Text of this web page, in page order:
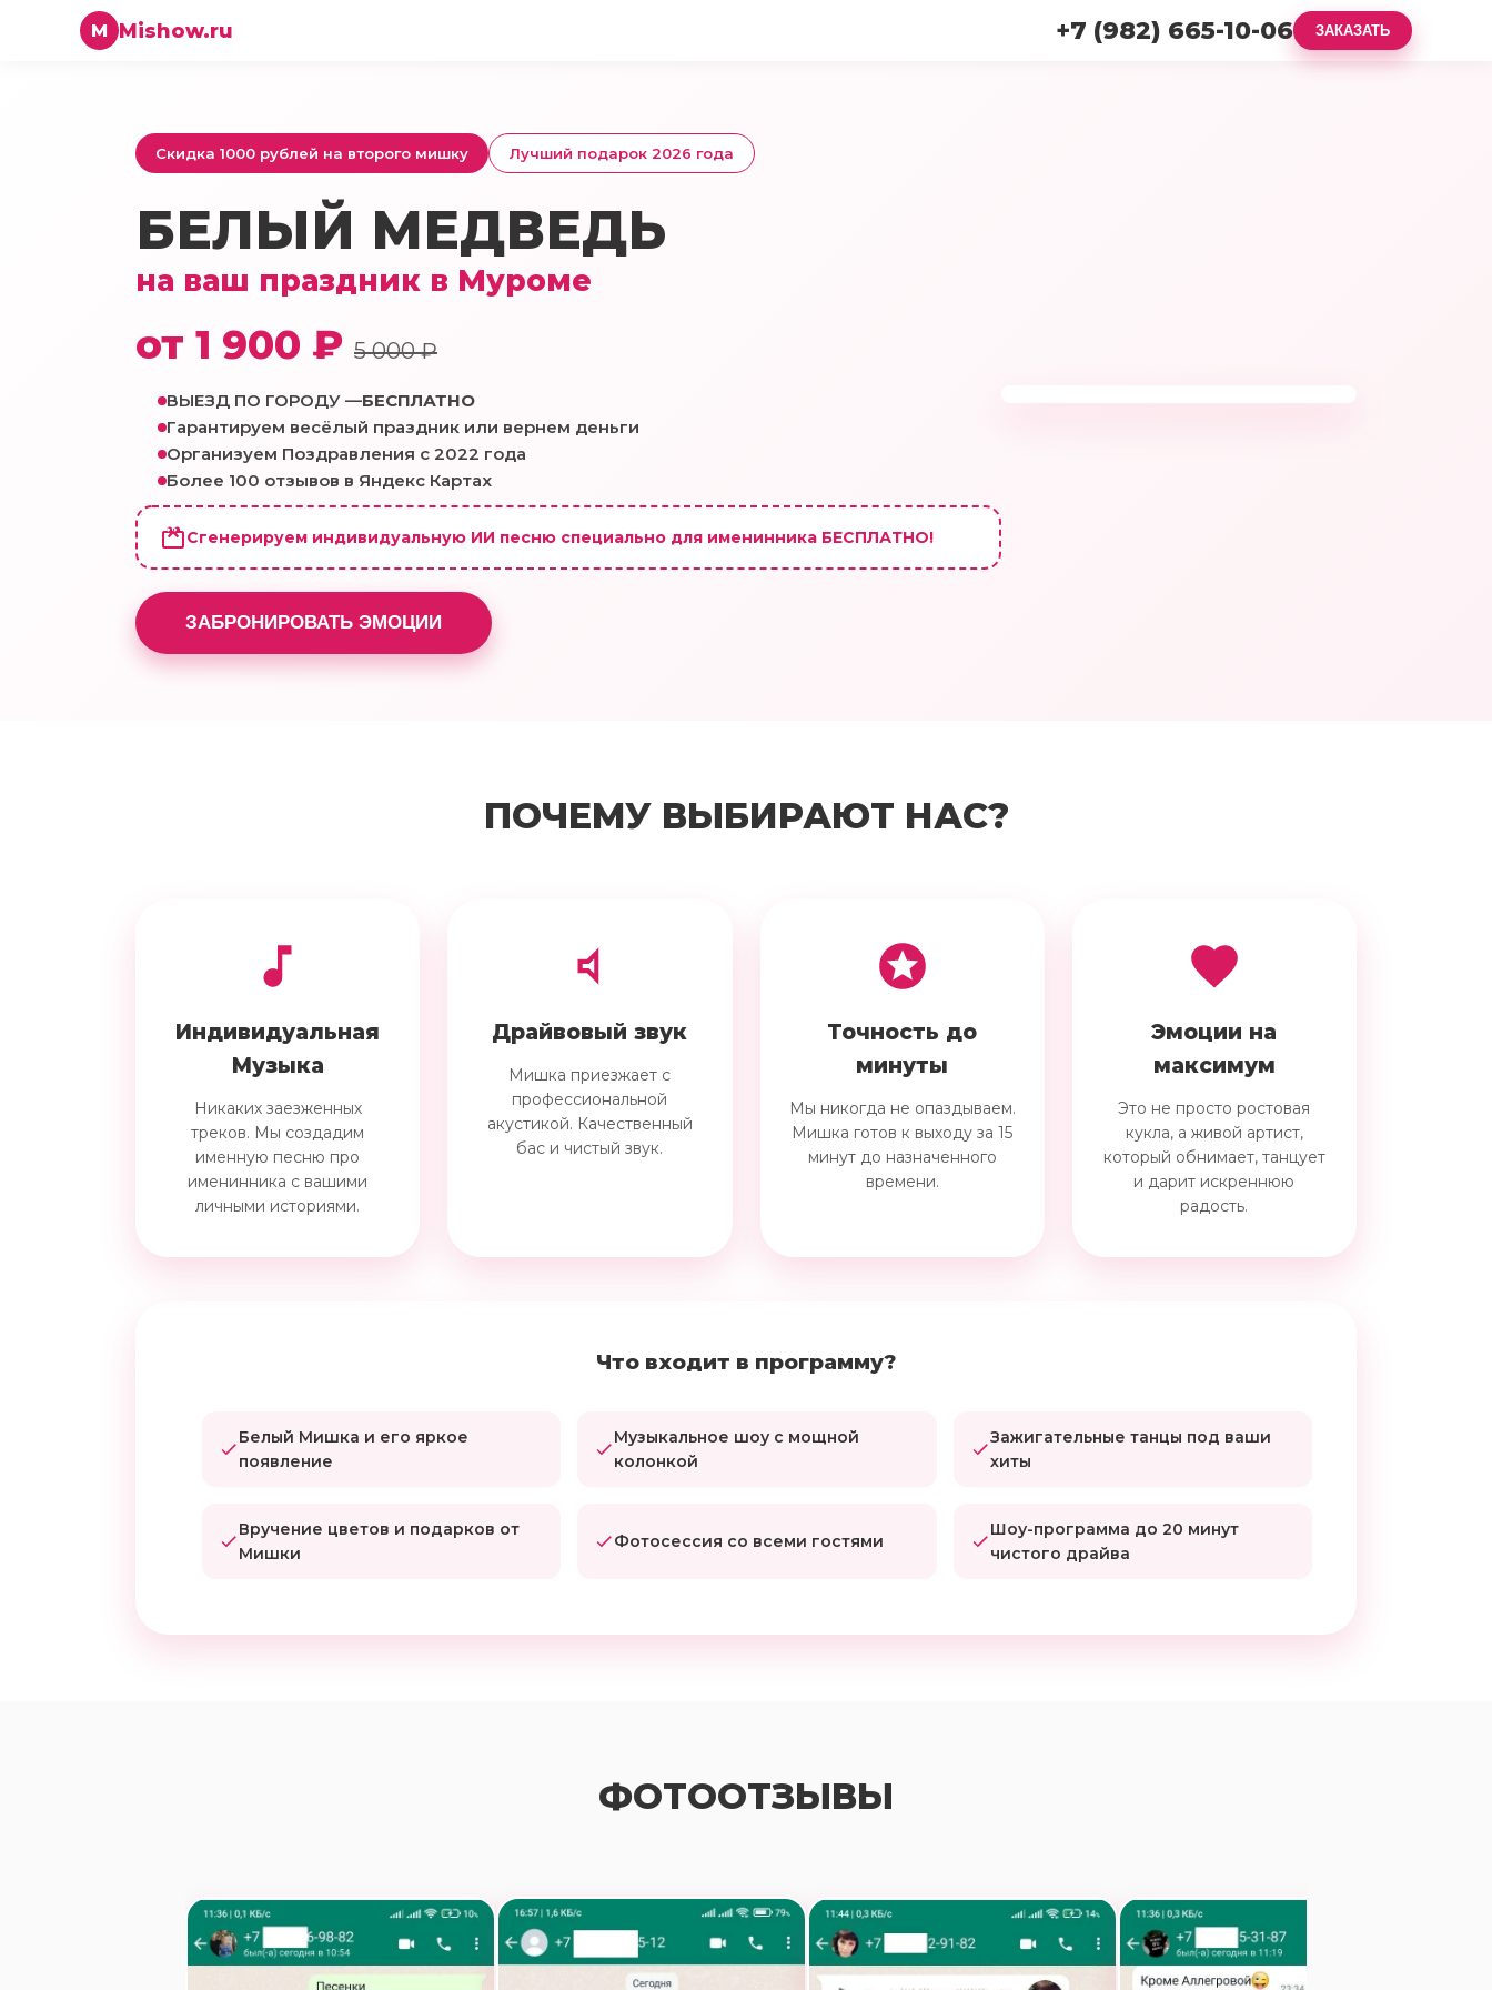
M Mishow.ru +7 (982) 665-10-06 ЗАКАЗАТЬ
Скидка 1000 рублей на второго мишку Лучший подарок 2026 года
БЕЛЫЙ МЕДВЕДЬ
на ваш праздник в Муроме
от 1 900 ₽ 5 000 ₽
ВЫЕЗД ПО ГОРОДУ —БЕСПЛАТНО
Гарантируем весёлый праздник или вернем деньги
Организуем Поздравления с 2022 года
Более 100 отзывов в Яндекс Картах
Сгенерируем индивидуальную ИИ песню специально для именинника БЕСПЛАТНО!
ЗАБРОНИРОВАТЬ ЭМОЦИИ
ПОЧЕМУ ВЫБИРАЮТ НАС?
Индивидуальная
Музыка
Никаких заезженных
треков. Мы создадим
именную песню про
именинника с вашими
личными историями.
Драйвовый звук
Мишка приезжает с
профессиональной
акустикой. Качественный
бас и чистый звук.
Точность до
минуты
Мы никогда не опаздываем.
Мишка готов к выходу за 15
минут до назначенного
времени.
Эмоции на
максимум
Это не просто ростовая
кукла, а живой артист,
который обнимает, танцует
и дарит искреннюю
радость.
Что входит в программу?
Белый Мишка и его яркое
появление
Музыкальное шоу с мощной
колонкой
Зажигательные танцы под ваши
хиты
Вручение цветов и подарков от
Мишки
Фотосессия со всеми гостями
Шоу-программа до 20 минут
чистого драйва
ФОТООТЗЫВЫ